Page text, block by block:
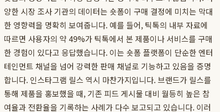
양한 시장 조사 기관의 데이터는 숏폼이 구매 결정에 미치는 막대
한 영향력을 명확히 보여줍니다. 예를 들어, 틱톡의 내부 자료에
따르면 사용자의 약 49%가 틱톡에서 본 제품이나 서비스를 구매
한 경험이 있다고 응답했습니다. 이는 숏폼 플랫폼이 단순한 엔터
테인먼트 채널을 넘어 강력한 판매 채널로 기능하고 있음을 증명
합니다. 인스타그램 릴스 역시 마찬가지입니다. 브랜드가 릴스를
통해 제품을 홍보했을 때, 기존 피드 게시물 대비 월등히 높은 참
여율과 전환율을 기록하는 사례가 다수 보고되고 있습니다. 이러